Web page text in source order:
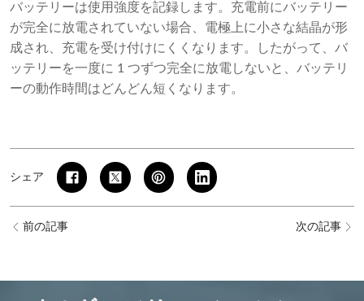
バッテリーは使用強度を記録します。充電前にバッテリー
が完全に放電されていない場合、電極上に小さな結晶が形
成され、充電を受け付けにくくなります。したがって、バ
ッテリーを一度に 1 つずつ完全に放電しないと、バッテリ
ーの動作時間はどんどん短くなります。
シェア
前の記事 次の記事